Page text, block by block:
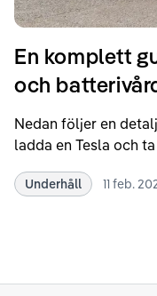
En komplett
och
Nedan följer en
ladda en Tesla och
rekommendationer
Underhåll 11 feb.